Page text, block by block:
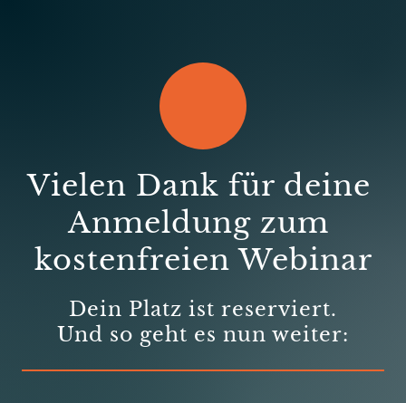
Vielen Dank für
Anmeldung
kostenfreien Webinar
Dein Platz ist reserviert.
Und so geht es nun weiter: